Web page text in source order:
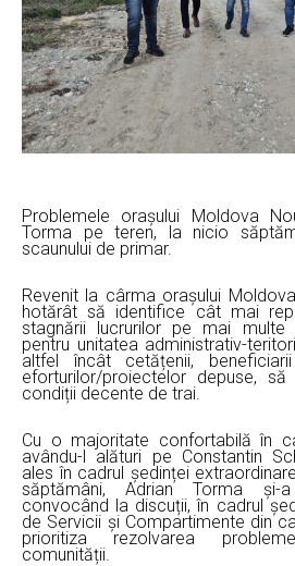
Problemele orașului Moldova
Torma pe teren, la nicio
scaunului de primar.
Revenit la cârma orașului
hotărât să identifice cât mai
stagnării lucrurilor pe mai multe
pentru unitatea administrativ-
altfel încât cetățenii,
eforturilor/proiectelor depuse,
condiții decente de trai.
Cu o majoritate confortabilă în
avându-l alături pe Constantin
ales în cadrul ședinței
săptămâni, Adrian Torma și-
convocând la discuții, în cadrul
de Servicii și Compartimente din
prioritiza rezolvarea
comunității.